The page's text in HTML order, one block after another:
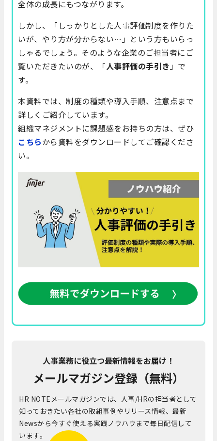
全体の成長にもつながります。
しかし、「しっかりとした人事評価制度を作りた
いが、やり方が分からない…」という方もいらっ
しゃるでしょう。そのような企業のご担当者にご
覧いただきたいのが、「人事評価の手引き」で
す。
本資料では、制度の種類や導入手順、注意点まで
詳しくご紹介しています。
組織マネジメントに課題感をお持ちの方は、ぜひ
こちらから資料をダウンロードしてご確認くださ
い。
人事業務に役立つ最新情報をお届け！
メールマガジン登録（無料）
HR NOTEメールマガジンでは、人事/HRの担当者として
知っておきたい各社の取組事例やリリース情報、最新
Newsから今すぐ使える実践ノウハウまで毎日配信して
います。